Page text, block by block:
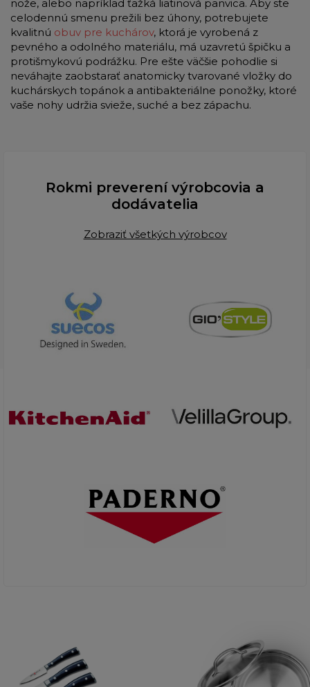
nože, alebo napríklad ťažká liatinová panvica. Aby ste
celodennú smenu prežili bez úhony, potrebujete
kvalitnú obuv pre kuchárov, ktorá je vyrobená z
pevného a odolného materiálu, má uzavretú špičku a
protišmykovú podrážku. Pre ešte väčšie pohodlie si
neváhajte zaobstarať anatomicky tvarované vložky do
kuchárskych topánok a antibakteriálne ponožky, ktoré
vaše nohy udržia svieže, suché a bez zápachu.
Rokmi preverení výrobcovia a
dodávatelia
Zobraziť všetkých výrobcov